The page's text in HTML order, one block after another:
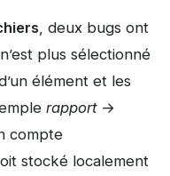
, deux bugs ont
plus sélectionné
élément et les
rapport→
compte
stocké localement